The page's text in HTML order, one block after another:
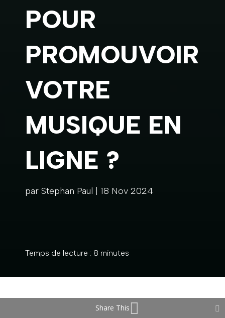
POUR
PROMOUVOIR
VOTRE
MUSIQUE EN
LIGNE ?
par Stephan Paul 18 Nov 2024
Temps de lecture : 8 minutes
Share This